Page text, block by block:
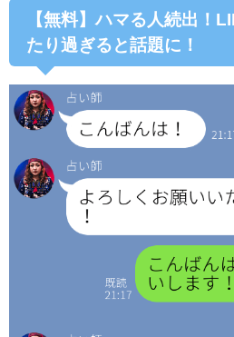
【無料】ハマる人続出！
たり過ぎると話題に！